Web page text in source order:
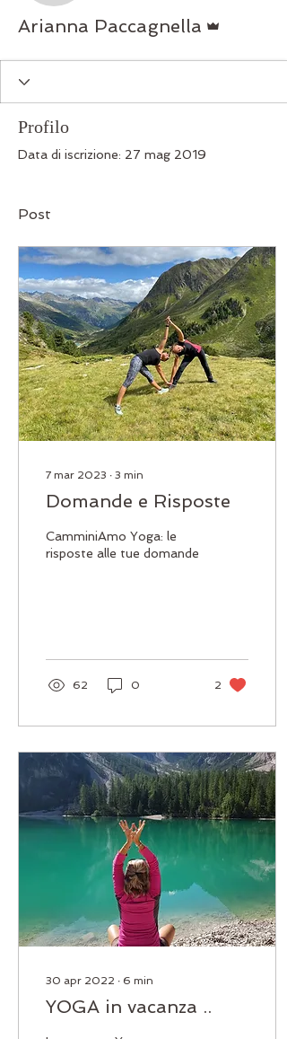
Arianna Paccagnella
Profilo
Data di iscrizione: 27 mag 2019
Post
7 mar 2023 ∙ 3 min
Domande e Risposte
CamminiAmo Yoga: le
risposte alle tue domande
62 0 2
30 apr 2022 ∙ 6 min
YOGA in vacanza ..